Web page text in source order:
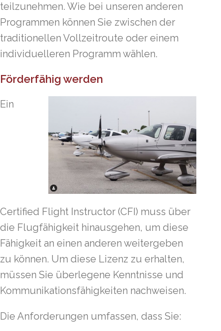
teilzunehmen. Wie bei unseren anderen
Programmen können Sie zwischen der
traditionellen Vollzeitroute oder einem
individuelleren Programm wählen.
Förderfähig werden
Ein
Certified Flight Instructor (CFI) muss über
die Flugfähigkeit hinausgehen, um diese
Fähigkeit an einen anderen weitergeben
zu können. Um diese Lizenz zu erhalten,
müssen Sie überlegene Kenntnisse und
Kommunikationsfähigkeiten nachweisen.
Die Anforderungen umfassen, dass Sie: